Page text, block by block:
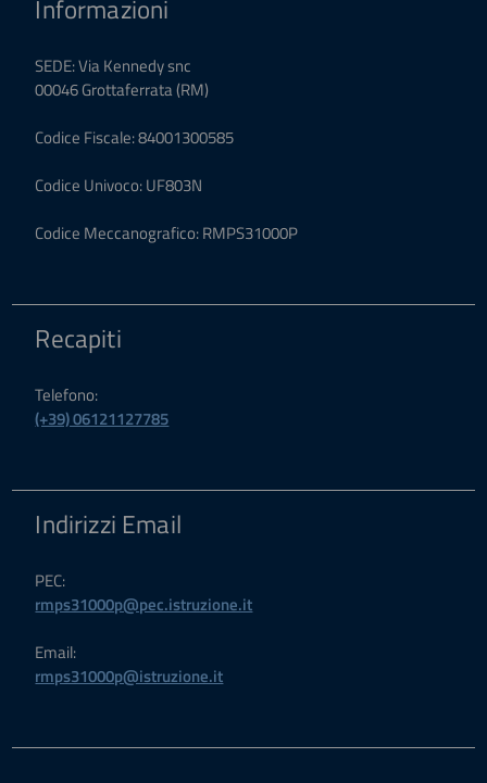
Informazioni
SEDE: Via Kennedy snc
00046 Grottaferrata (RM)
Codice Fiscale: 84001300585
Codice Univoco: UF803N
Codice Meccanografico: RMPS31000P
Recapiti
Telefono:
(+39) 06121127785
Indirizzi Email
PEC:
rmps31000p@pec.istruzione.it
Email:
rmps31000p@istruzione.it